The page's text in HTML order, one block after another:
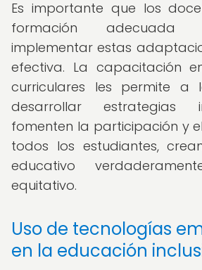
Es importante que los
formación
implementar estas
efectiva. La capacitación
curriculares les permite a
desarrollar estrategias
fomenten la participación y
todos los estudiantes,
educativo
equitativo.
Uso de tecnologías
en la educación